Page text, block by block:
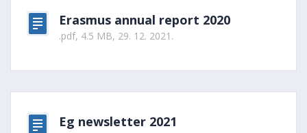
Erasmus annual report 2020
.pdf, 4.5 MB, 29. 12. 2021.
Eg newsletter 2021